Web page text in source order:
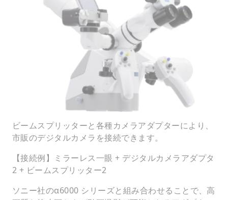
ビームスプリッターと各種カメラアダプターにより、
市販のデジタルカメラを接続できます。
【接続例】ミラーレス一眼 + デジタルカメラアダプタ
2 + ビームスプリッター2
ソニー社のα6000 シリーズと組み合わせることで、高